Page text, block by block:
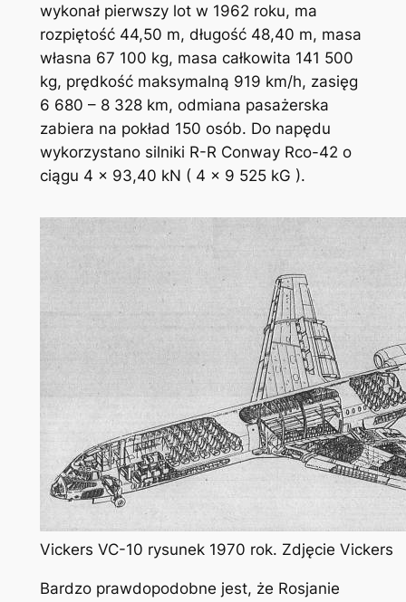
wykonał pierwszy lot w 1962 roku, ma
rozpiętość 44,50 m, długość 48,40 m, masa
własna 67 100 kg, masa całkowita 141 500
kg, prędkość maksymalną 919 km/h, zasięg
6 680 – 8 328 km, odmiana pasażerska
zabiera na pokład 150 osób. Do napędu
wykorzystano silniki R-R Conway Rco-42 o
ciągu 4 x 93,40 kN ( 4 x 9 525 kG ).
Vickers VC-10 rysunek 1970 rok. Zdjęcie Vickers
Bardzo prawdopodobne jest, że Rosjanie